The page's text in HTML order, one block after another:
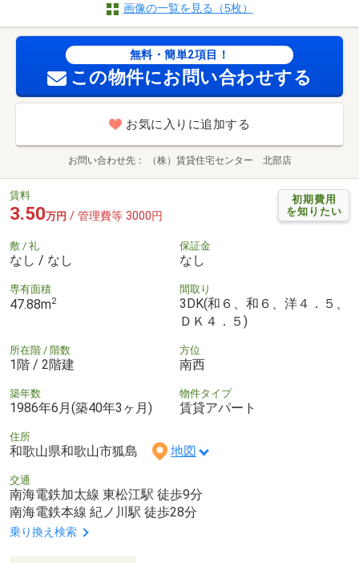
画像の一覧を見る（5枚）
無料・簡単2項目！
この物件にお問い合わせする
お気に入りに追加する
お問い合わせ先 （株）賃貸住宅センター 北部店
初期費用
を知りたい
賃料
3.50万円 / 管理費等 3000円
敷 / 礼
なし / なし
保証金
なし
専有面積
47.88m2
間取り
3DK(和６、和６、洋４．５、
ＤＫ４．５)
所在階 / 階数
1階 / 2階建
方位
南西
築年数
1986年6月(築40年3ヶ月)
物件タイプ
賃貸アパート
住所
和歌山県和歌山市狐島 地図
交通
南海電鉄加太線 東松江駅 徒歩9分
南海電鉄本線 紀ノ川駅 徒歩28分
乗り換え検索